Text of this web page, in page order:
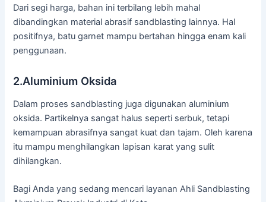
Dari segi harga, bahan ini terbilang lebih mahal
dibandingkan material abrasif sandblasting lainnya. Hal
positifnya, batu garnet mampu bertahan hingga enam kali
penggunaan.
2.Aluminium Oksida
Dalam proses sandblasting juga digunakan aluminium
oksida. Partikelnya sangat halus seperti serbuk, tetapi
kemampuan abrasifnya sangat kuat dan tajam. Oleh karena
itu mampu menghilangkan lapisan karat yang sulit
dihilangkan.
Bagi Anda yang sedang mencari layanan Ahli Sandblasting